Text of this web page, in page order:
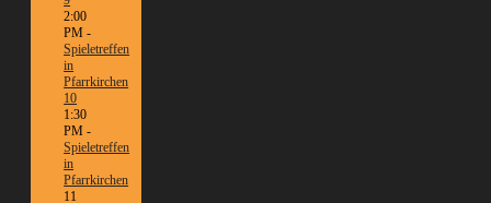
2:00
PM -
Spieletreffen
in
Pfarrkirchen
10
1:30
PM -
Spieletreffen
in
Pfarrkirchen
11